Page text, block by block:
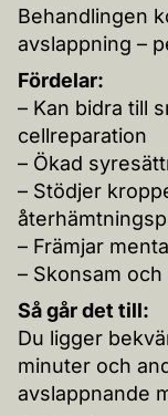
Behandlingen
avslappning –
Fördelar:
– Kan bidra till
cellreparation
– Ökad
– Stödjer
– Främjar
– Skonsam
Så går det till:
Du ligger
minuter och
avslappnande